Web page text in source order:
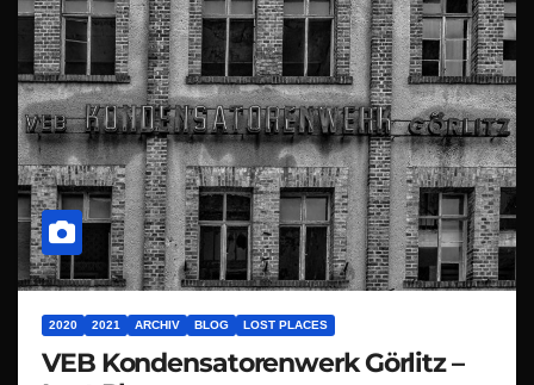
2020 2021 ARCHIV BLOG LOST PLACES
VEB Kondensatorenwerk Görlitz –